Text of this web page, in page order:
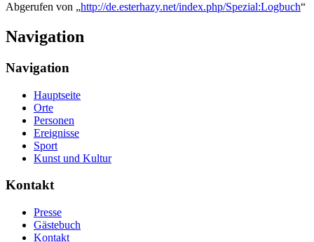
Abgerufen von „http://de.esterhazy.net/index.php/Spezial:Logbuch“
Navigation
Navigation
Hauptseite
Orte
Personen
Ereignisse
Sport
Kunst und Kultur
Kontakt
Presse
Gästebuch
Kontakt